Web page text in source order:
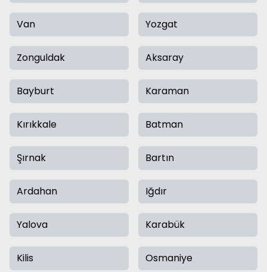
Van Yozgat
Zonguldak Aksaray
Bayburt Karaman
Kırıkkale Batman
Şırnak Bartın
Ardahan Iğdır
Yalova Karabük
Kilis Osmaniye